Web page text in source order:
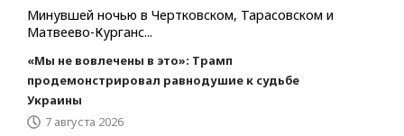
Минувшей ночью в Чертковском, Тарасовском и
Матвеево-Курганс...
«Мы не вовлечены в это»: Трамп
продемонстрировал равнодушие к судьбе
Украины
7 августа 2026